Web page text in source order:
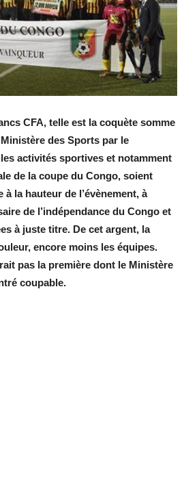
CFA, telle est la coquète somme
des Sports par le
activités sportives et notamment
de la coupe du Congo, soient
la hauteur de l’évènement, à
de l’indépendance du Congo et
à juste titre. De cet argent, la
encore moins les équipes.
pas la première dont le Ministère
coupable.